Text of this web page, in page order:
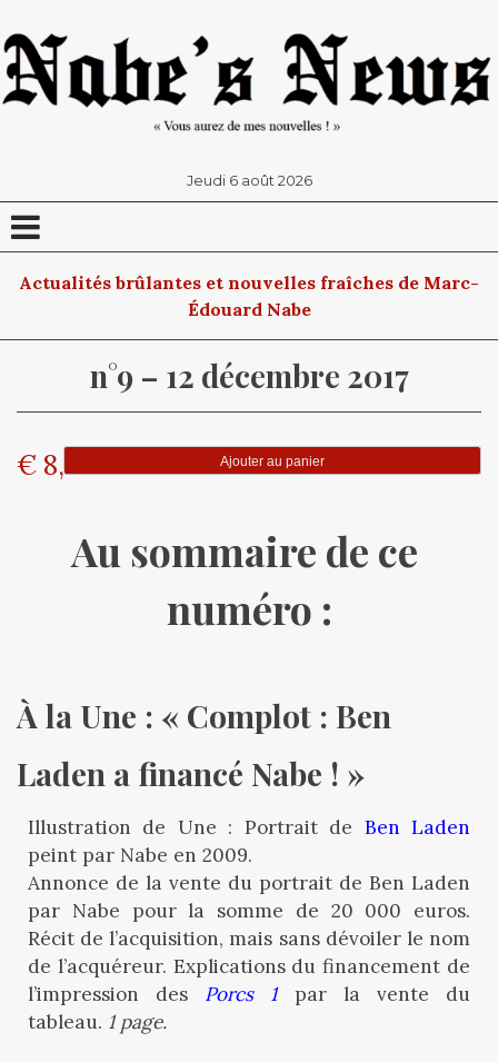
jeudi 6 août 2026
Actualités brûlantes et nouvelles fraîches de Marc-
Édouard Nabe
n°9 – 12 décembre 2017
€ 8,00
de
12
Ajouter au panier
Au sommaire de ce
numéro :
À la Une : « Complot : Ben
Laden a financé Nabe ! »
Illustration de Une : Portrait de Ben Laden
peint par Nabe en 2009.
Annonce de la vente du portrait de Ben Laden
par Nabe pour la somme de 20 000 euros.
Récit de l’acquisition, mais sans dévoiler le nom
de l’acquéreur. Explications du financement de
l’impression des Porcs 1
par la vente du
tableau. 1 page.